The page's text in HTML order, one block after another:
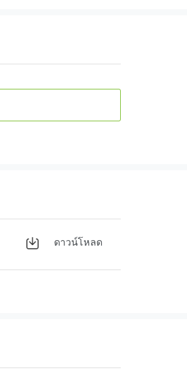
ดาวน์โหลด